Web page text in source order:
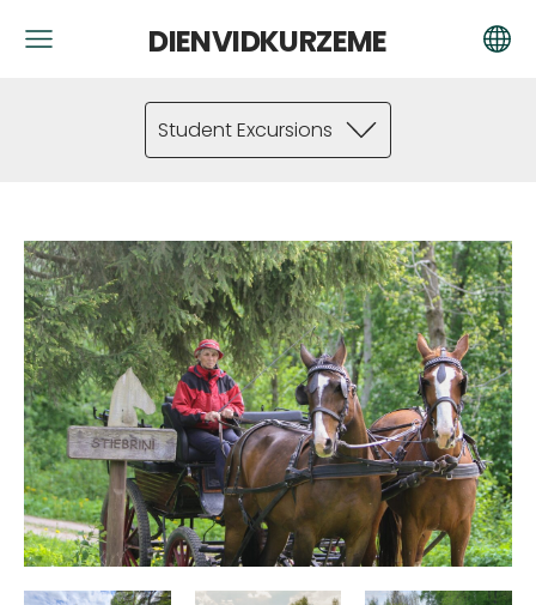
DIENVIDKURZEME
Student Excursions